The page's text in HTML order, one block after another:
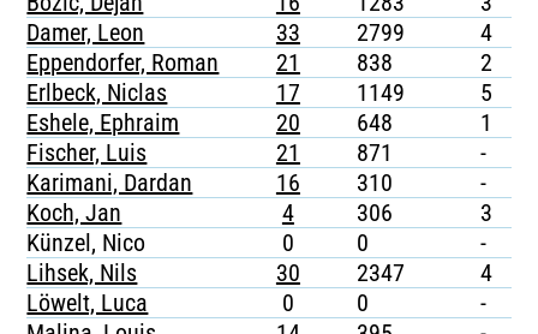
Damer, Leon
33 2799 4
Eppendorfer, Roman
21 838 2
Erlbeck, Niclas
17 1149 5
Eshele, Ephraim
20 648 1
Fischer, Luis
21 871 -
Karimani, Dardan
16 310 -
Koch, Jan
4 306 3
Künzel, Nico
0 0 -
Lihsek, Nils
30 2347 4
Löwelt, Luca
0 0 -